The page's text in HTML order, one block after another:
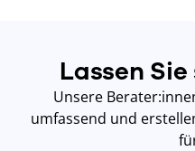
Lassen
Unsere
umfassend und